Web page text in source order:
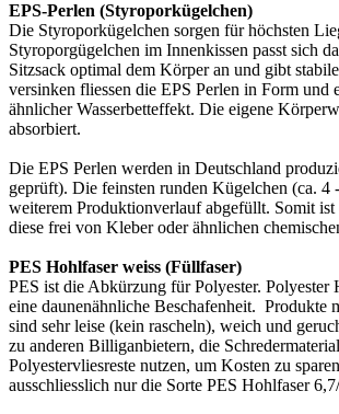
EPS-Perlen (Styroporkügelchen)
Die Styroporkügelchen sorgen für höchsten
Styroporgügelchen im Innenkissen passt sich
Sitzsack optimal dem Körper an und gibt
versinken fliessen die EPS Perlen in Form und
ähnlicher Wasserbetteffekt. Die eigene
absorbiert.
Die EPS Perlen werden in Deutschland
geprüft). Die feinsten runden Kügelchen (ca. 4
weiterem Produktionverlauf abgefüllt. Somit ist
diese frei von Kleber oder ähnlichen
PES Hohlfaser weiss (Füllfaser)
PES ist die Abkürzung für Polyester. Polyester
eine daunenähnliche Beschafenheit. Produkte
sind sehr leise (kein rascheln), weich und
zu anderen Billiganbietern, die
Polyestervliesreste nutzen, um Kosten zu
ausschliesslich nur die Sorte PES Hohlfaser